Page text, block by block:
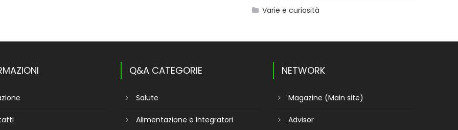
Varie e curiosità
Q&A CATEGORIE
Salute
Alimentazione e Integratori
NETWORK
Magazine (Main site)
Advisor